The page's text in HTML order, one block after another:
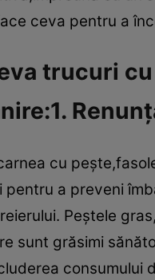
ceva pentru a
trucuri
cu
pentru a preveni
Peştele
sunt grăsimi
consumului